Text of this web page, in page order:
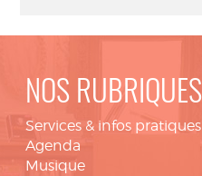
NOS RUBRIQUES
Services & infos pratiques
Agenda
Musique